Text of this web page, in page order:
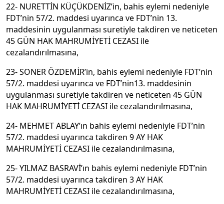
22- NURETTİN KÜÇÜKDENİZ’in, bahis eylemi nedeniyle
FDT’nin 57/2. maddesi uyarınca ve FDT’nin 13.
maddesinin uygulanması suretiyle takdiren ve neticeten
45 GÜN HAK MAHRUMİYETİ CEZASI ile
cezalandırılmasına,
23- SONER ÖZDEMİR’in, bahis eylemi nedeniyle FDT’nin
57/2. maddesi uyarınca ve FDT’nin13. maddesinin
uygulanması suretiyle takdiren ve neticeten 45 GÜN
HAK MAHRUMİYETİ CEZASI ile cezalandırılmasına,
24- MEHMET ABLAY’ın bahis eylemi nedeniyle FDT’nin
57/2. maddesi uyarınca takdiren 9 AY HAK
MAHRUMİYETİ CEZASI ile cezalandırılmasına,
25- YILMAZ BASRAVİ’ın bahis eylemi nedeniyle FDT’nin
57/2. maddesi uyarınca takdiren 3 AY HAK
MAHRUMİYETİ CEZASI ile cezalandırılmasına,